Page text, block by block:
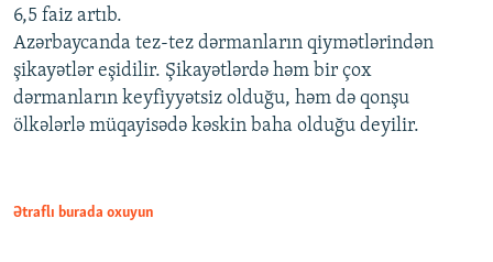
6,5 faiz artıb.
Azərbaycanda tez-tez dərmanların qiymətlərindən
şikayətlər eşidilir. Şikayətlərdə həm bir çox
dərmanların keyfiyyətsiz olduğu, həm də qonşu
ölkələrlə müqayisədə kəskin baha olduğu deyilir.
Ətraflı burada oxuyun